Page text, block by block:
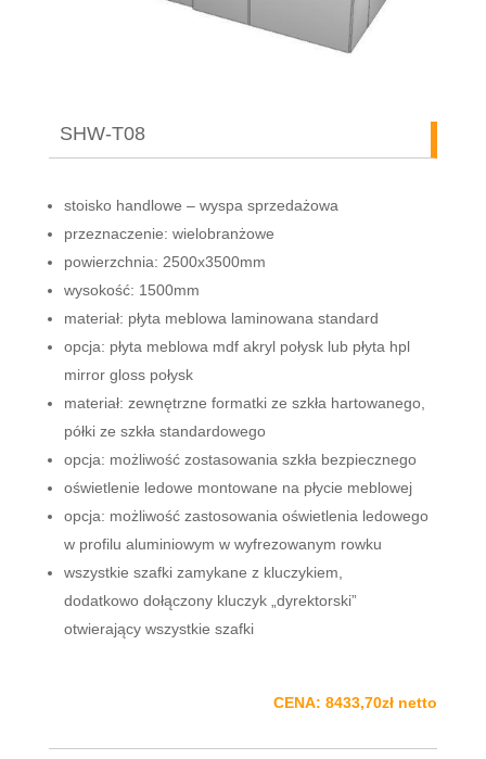
SHW-T08
stoisko handlowe – wyspa sprzedażowa
przeznaczenie: wielobranżowe
powierzchnia: 2500x3500mm
wysokość: 1500mm
materiał: płyta meblowa laminowana standard
opcja: płyta meblowa mdf akryl połysk lub płyta hpl
mirror gloss połysk
materiał: zewnętrzne formatki ze szkła hartowanego,
półki ze szkła standardowego
opcja: możliwość zostasowania szkła bezpiecznego
oświetlenie ledowe montowane na płycie meblowej
opcja: możliwość zastosowania oświetlenia ledowego
w profilu aluminiowym w wyfrezowanym rowku
wszystkie szafki zamykane z kluczykiem,
dodatkowo dołączony kluczyk „dyrektorski”
otwierający wszystkie szafki
CENA: 8433,70zł netto